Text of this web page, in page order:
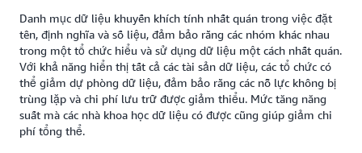
Danh mục dữ liệu khuyến khích tính nhất quán trong việc đặt
tên, định nghĩa và số liệu, đảm bảo rằng các nhóm khác nhau
trong một tổ chức hiểu và sử dụng dữ liệu một cách nhất quán.
Với khả năng hiển thị tất cả các tài sản dữ liệu, các tổ chức có
thể giảm dự phòng dữ liệu, đảm bảo rằng các nỗ lực không bị
trùng lặp và chi phí lưu trữ được giảm thiểu. Mức tăng năng
suất mà các nhà khoa học dữ liệu có được cũng giúp giảm chi
phí tổng thể.